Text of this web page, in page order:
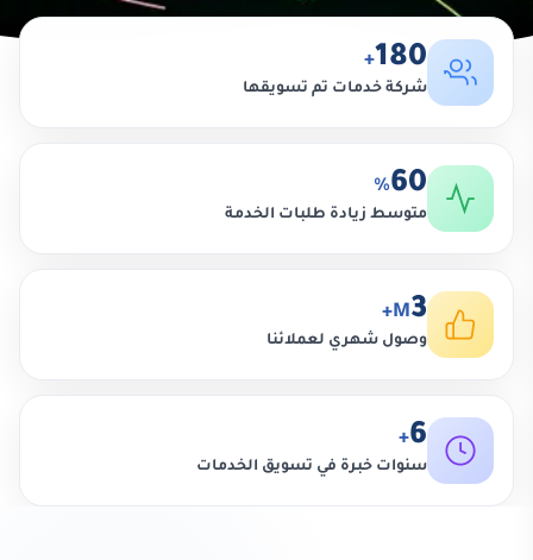
180
+
شركة خدمات تم تسويقها
60
%
متوسط زيادة طلبات الخدمة
3
M+
وصول شهري لعملائنا
6
+
سنوات خبرة في تسويق الخدمات